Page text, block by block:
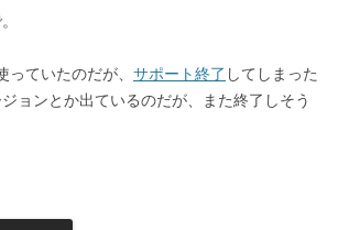
ていたのだが、 サポート終了 してしまった
ョンとか出ているのだが、また終了しそう